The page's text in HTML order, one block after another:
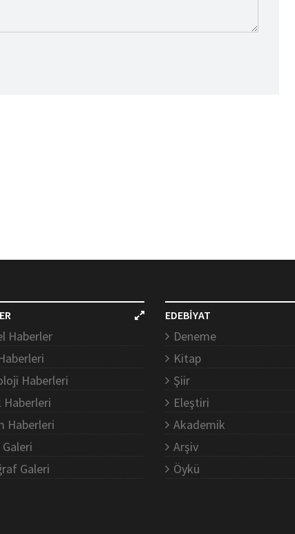
Haberler
Haberleri
Haberleri
Haberleri
Galeri
EDEBİYAT
Deneme
Kitap
Şiir
Eleştiri
Akademik
Arşiv
Öykü